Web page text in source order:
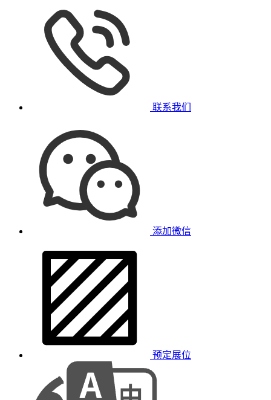
联系我们
添加微信
预定展位